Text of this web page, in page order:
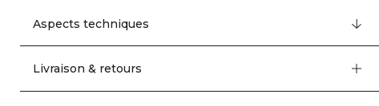
entraînement. 62% polyamide recyclé, 38% elastan.
Aspects techniques
Livraison & retours